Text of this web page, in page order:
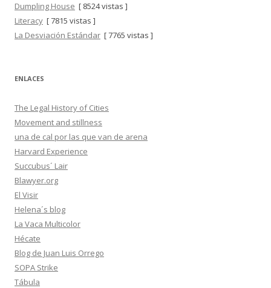
Dumpling House [ 8524 vistas ]
Literacy [ 7815 vistas ]
La Desviación Estándar [ 7765 vistas ]
ENLACES
The Legal History of Cities
Movement and stillness
una de cal por las que van de arena
Harvard Experience
Succubus´ Lair
Blawyer.org
El Visir
Helena´s blog
La Vaca Multicolor
Hécate
Blog de Juan Luis Orrego
SOPA Strike
Tábula